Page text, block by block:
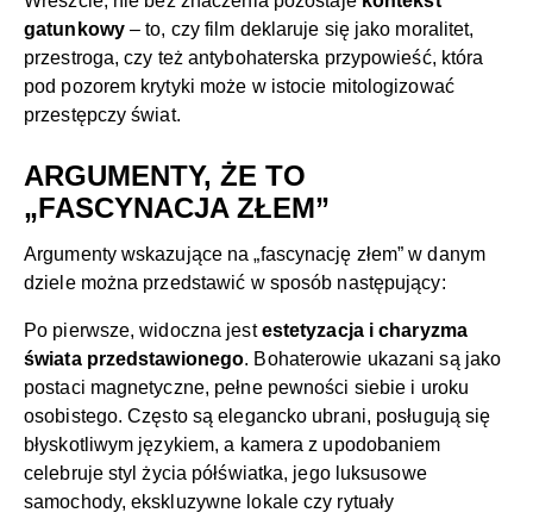
gatunkowy– to, czy film deklaruje się jako moralitet,
przestroga, czy też antybohaterska przypowieść, która
pod pozorem krytyki może w istocie mitologizować
przestępczy świat.
ARGUMENTY, ŻE TO
„FASCYNACJA ZŁEM”
Argumenty wskazujące na „fascynację złem” w danym
dziele można przedstawić w sposób następujący:
Po pierwsze, widoczna jestestetyzacja i charyzma
świata przedstawionego. Bohaterowie ukazani są jako
postaci magnetyczne, pełne pewności siebie i uroku
osobistego. Często są elegancko ubrani, posługują się
błyskotliwym językiem, a kamera z upodobaniem
celebruje styl życia półświatka, jego luksusowe
samochody, ekskluzywne lokale czy rytuały